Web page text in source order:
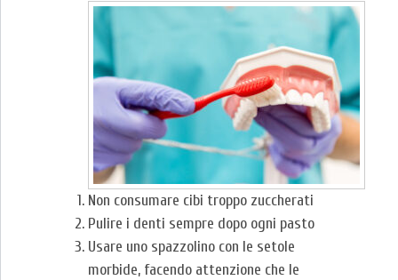
Non consumare cibi troppo zuccherati
Pulire i denti sempre dopo ogni pasto
Usare uno spazzolino con le setole
morbide, facendo attenzione che le